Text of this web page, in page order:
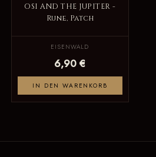
OSI AND THE JUPITER -
Rune, Patch
EISENWALD
6,90 €
IN DEN WARENKORB